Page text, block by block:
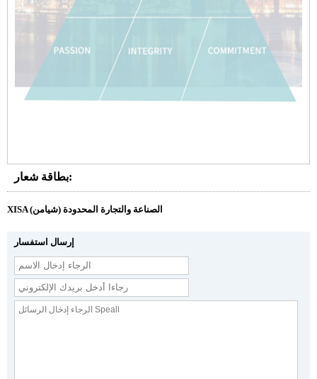
بطاقة شعار:
XISA (شيامن) الصناعة والتجارة المحدودة
إرسال استفسار